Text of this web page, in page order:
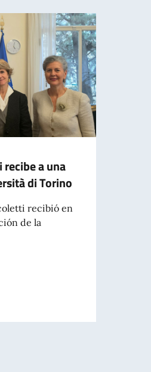
al Sr. Daniel Andrés Alfredo
a una
di Torino
recibió en
de la
a una delegación de la Università di